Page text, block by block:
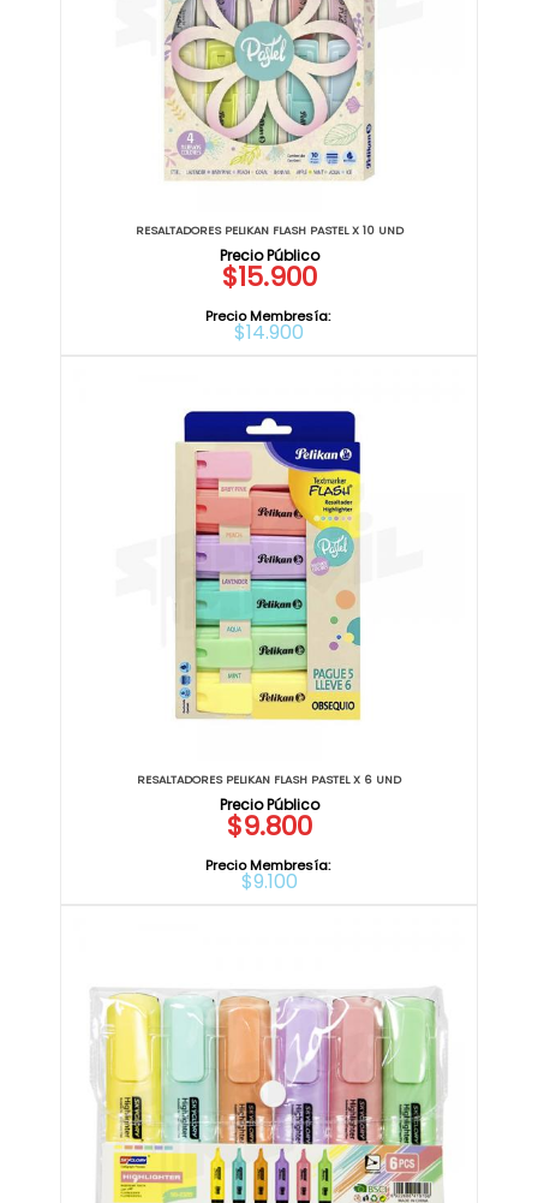
RESALTADORES PELIKAN FLASH PASTEL X 10 UND
$15.900
Precio Membresía:
$14.900
RESALTADORES PELIKAN FLASH PASTEL X 6 UND
$9.800
Precio Membresía:
$9.100